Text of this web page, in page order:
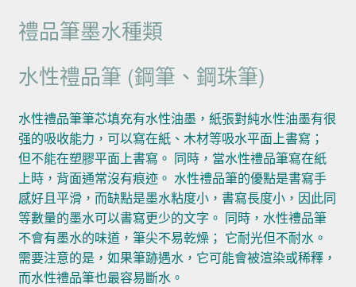
禮品筆墨水種類
水性禮品筆 (鋼筆、鋼珠筆)
水性禮品筆筆芯填充有水性油墨，紙張對純水性油墨有很
强的吸收能力，可以寫在紙、木材等吸水平面上書寫；
但不能在塑膠平面上書寫。 同時，當水性禮品筆寫在紙
上時，背面通常沒有痕迹。 水性禮品筆的優點是書寫手
感好且平滑，而缺點是墨水粘度小，書寫長度小，因此同
等數量的墨水可以書寫更少的文字。 同時，水性禮品筆
不會有墨水的味道，筆尖不易乾燥； 它耐光但不耐水。
需要注意的是，如果筆跡遇水，它可能會被渲染或稀釋，
而水性禮品筆也最容易斷水。